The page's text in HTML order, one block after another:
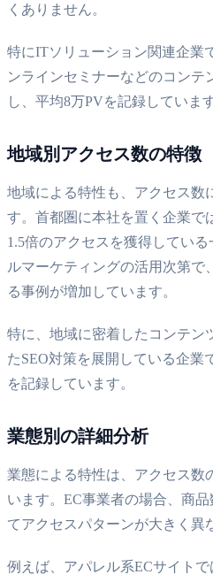
くありません。
特にITソリューション関連企業
ンラインセミナーなどのコンテ
し、平均8万PVを記録しています
地域別アクセス数の特徴
地域による特性も、アクセス数
す。首都圏に本社を置く企業で
1.5倍のアクセスを獲得してい
ルマーケティングの活用次第で
る事例が増加しています。
特に、地域に密着したコンテン
たSEO対策を展開している企業
を記録しています。
業態別の詳細分析
業態による特性は、アクセス数
います。EC事業者の場合、商
てアクセスパターンが大きく異
例えば、アパレル系ECサイト